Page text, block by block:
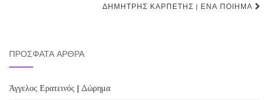
ΔΗΜΉΤΡΗΣ ΚΑΡΠΈΤΗΣ | ΈΝΑ ΠΟΊΗΜΑ
ΠΡΌΣΦΑΤΑ ΆΡΘΡΑ
Άγγελος Ερατεινός | Δώρημα